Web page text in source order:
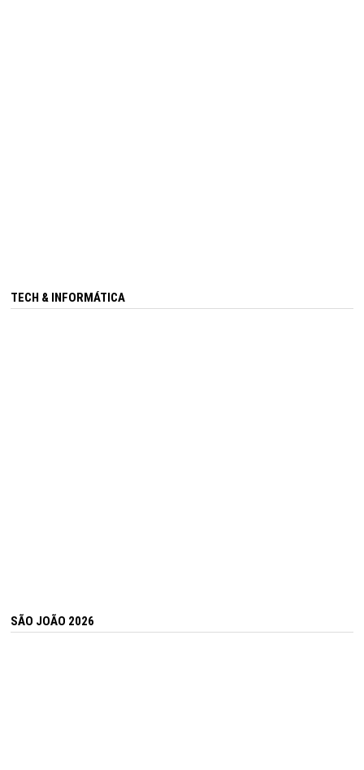
TECH & INFORMÁTICA
SÃO JOÃO 2026